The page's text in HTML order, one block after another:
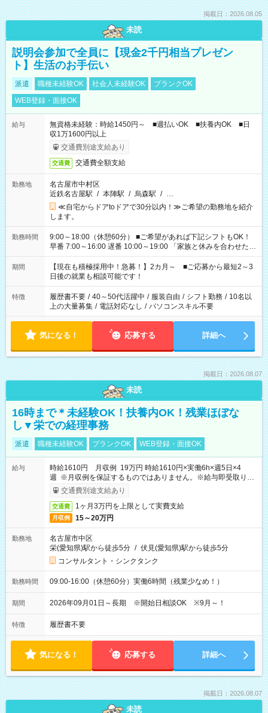
掲載日：2026.08.05
未読
説明会参加で全員に【現金2千円相当プレゼン
ト】生活のお手伝い
派遣 職種未経験OK 社会人未経験OK
ブランクOK
WEB登録・面接OK
給与
無資格未経験：時給1450円～ ■週払いOK ■扶養内OK ■日
収1万1600円以上
交通費別途支給あり
交通費 交通費全額支給
勤務地
名古屋市中村区
近鉄名古屋駅 / 本陣駅 / 烏森駅 / …
≪自宅からドアtoドアで30分以内！≫ご希望の勤務地を紹介
します。
勤務時間
9:00～18:00（休憩60分） ■ご希望があれば下記シフトもOK！
早番 7:00～16:00 遅番 10:00～19:00 「家族と休みを合わせた
い」 「余裕を持って夕飯の準備がしたい」 「できれば残業はし
たくない」 など、ご希望を教えてくださいね。 ※Wワーク希望
の方へ 今ご覧のお仕事で希望する勤務時間と、もう1つのお仕事
の勤務時間。 合計で週40時間を超える場合は応募できません。
期間
【現在も積極採用中！急募！】2カ月～ ■ご応募から最短2～3
日後の就業も相談可能です！
特徴 履歴書不要 / 40～50代活躍中 / 服装自由 / シフト勤務 / 10名以
上の大量募集 / 電話対応なし / パソコンスキル不要
気になる！ 応募する 詳細へ
掲載日：2026.08.07
未読
16時まで＊未経験OK！扶養内OK！残業ほぼな
し▼栄での経理事務
派遣 職種未経験OK ブランクOK WEB登録・面接OK
給与
時給1610円 月収例 19万円 時給1610円×実働6h×週5日×4
週 ※月収例を保証するものではありません。※給与即受取りサ
ービス利用可（利用条件有）
交通費別途支給あり
交通費 1ヶ月3万円を上限として実費支給
月収例 15～20万円
勤務地
名古屋市中区
栄(愛知県)駅から徒歩5分 / 伏見(愛知県)駅から徒歩5分
コンサルタント・シンクタンク
勤務時間 09:00-16:00（休憩60分）実働6時間（残業少なめ！）
期間 2026年09月01日～長期 ※開始日相談OK ※9月～！
特徴 履歴書不要
気になる！ 応募する 詳細へ
掲載日：2026.08.07
未読